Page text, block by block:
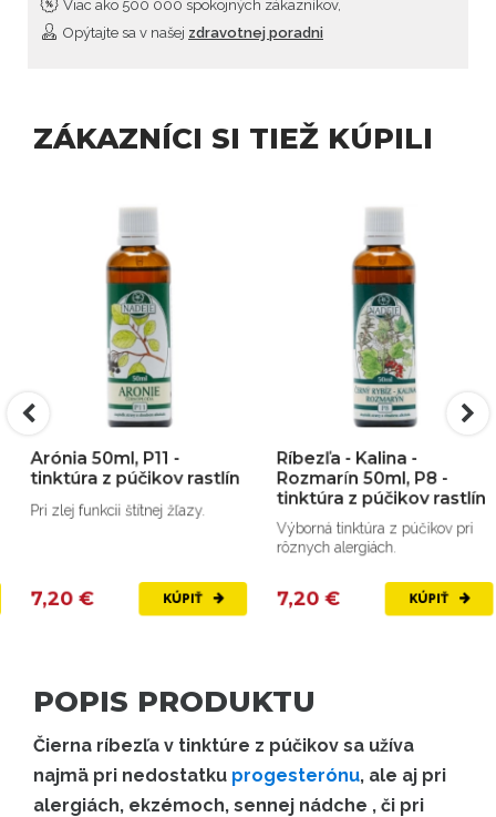
Viac ako 500 000 spokojných zákazníkov,
Opýtajte sa v našej zdravotnej poradni
ZÁKAZNÍCI SI TIEŽ KÚPILI
Arónia 50ml, P11 -
tinktúra z púčikov rastlín
Pri zlej funkcii štítnej žľazy.
7,20 € KÚPIŤ
Ríbezľa - Kalina -
Rozmarín 50ml, P8 -
tinktúra z púčikov rastlín
Výborná tinktúra z púčikov pri
rôznych alergiách.
7,20 € KÚPIŤ
POPIS PRODUKTU
Čierna ríbezľa v tinktúre z púčikov sa užíva
najmä pri nedostatku progesterónu, ale aj pri
alergiách, ekzémoch, sennej nádche , či pri